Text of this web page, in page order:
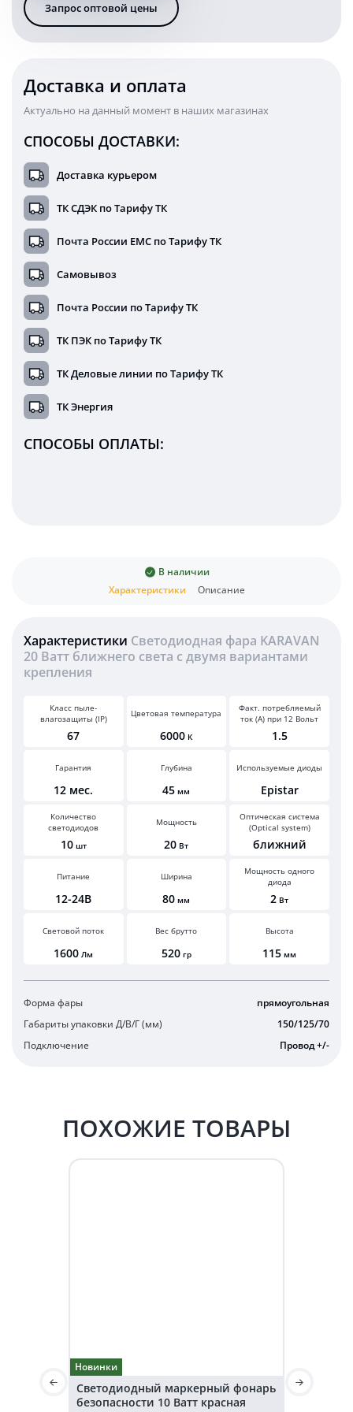
ближнего
света
с
крепления
Запрос оптовой цены
Доставка и оплата
Актуально на данный момент в наших магазинах
СПОСОБЫ ДОСТАВКИ:
Доставка курьером
ТК СДЭК по Тарифу ТК
Почта России ЕМС по Тарифу ТК
Самовывоз
Почта России по Тарифу ТК
ТК ПЭК по Тарифу ТК
ТК Деловые линии по Тарифу ТК
ТК Энергия
СПОСОБЫ ОПЛАТЫ:
Характеристики Описание
В наличии
Характеристики Светодиодная фара KARAVAN
20 Ватт ближнего света с двумя вариантами
крепления
Класс пыле-
влагозащиты (IP)
67
Цветовая температура
6000 К
Факт. потребляемый
ток (А) при 12 Вольт
1.5
Гарантия
12 мес.
Глубина
45 мм
Используемые диоды
Epistar
Количество
светодиодов
10 шт
Мощность
20 Вт
Оптическая система
(Optical system)
ближний
Питание
12-24В
Ширина
80 мм
Мощность одного
диода
2 Вт
Световой поток
1600 Лм
Вес брутто
520 гр
Высота
115 мм
Форма фары
прямоугольная
Габариты упаковки Д/В/Г (мм)
150/125/70
Подключение
Провод +/-
ПОХОЖИЕ ТОВАРЫ
Новинки
Светодиодный маркерный фонарь
безопасности 10 Ватт красная